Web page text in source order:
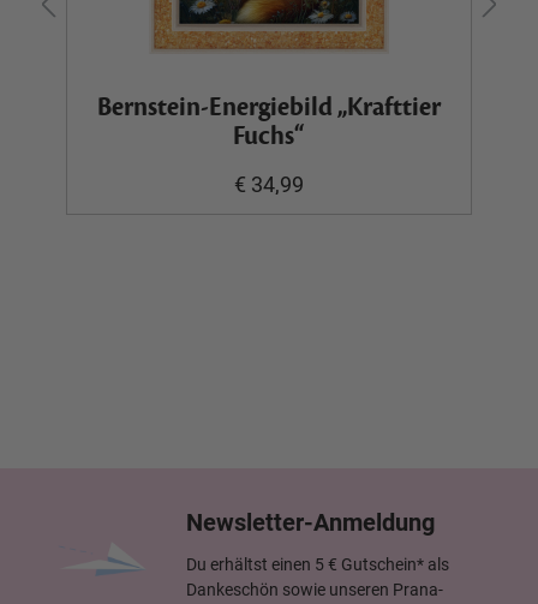
Bernstein-Energiebild „Krafttier
Fuchs“
€ 34,99
Newsletter-Anmeldung
Du erhältst einen 5 € Gutschein* als
Dankeschön sowie unseren Prana-